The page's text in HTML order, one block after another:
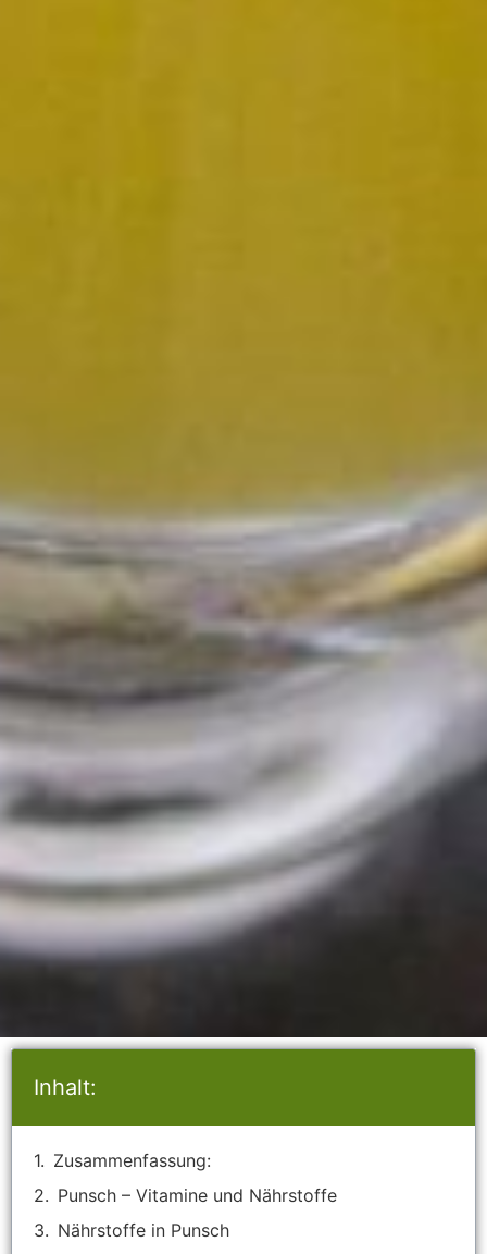
Inhalt:
Zusammenfassung:
Punsch – Vitamine und Nährstoffe
Nährstoffe in Punsch